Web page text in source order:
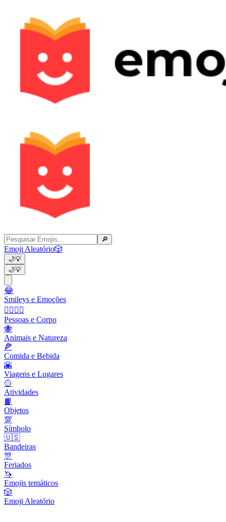
🔎
Emoji Aleatório🎲
🌙💡
🌙💡
😂
Smileys e Emoções
👩‍❤️‍💋‍👨
Pessoas e Corpo
🐝
Animais e Natureza
🍕
Comida e Bebida
🌇
Viagens e Lugares
🥎
Atividades
📙
Objetos
💯
Símbolo
🇺🇸
Bandeiras
🎊
Feriados
🦄
Emojis temáticos
🎲
Emoji Aleatório